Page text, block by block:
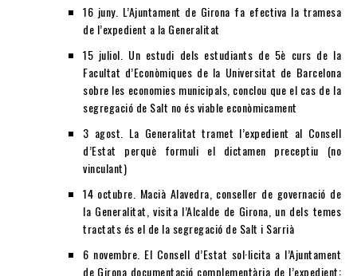
16 juny. L’Ajuntament de Girona fa efectiva la tramesa
de l’expedient a la Generalitat
15 juliol. Un estudi dels estudiants de 5è curs de la
Facultat d’Econòmiques de la Universitat de Barcelona
sobre les economies municipals, conclou que el cas de la
segregació de Salt no és viable econòmicament
3 agost. La Generalitat tramet l’expedient al Consell
d’Estat perquè formuli el dictamen preceptiu (no
vinculant)
14 octubre. Macià Alavedra, conseller de governació de
la Generalitat, visita l’Alcalde de Girona, un dels temes
tractats és el de la segregació de Salt i Sarrià
6 novembre. El Consell d’Estat sol·licita a l’Ajuntament
de Girona documentació complementària de l’expedient: